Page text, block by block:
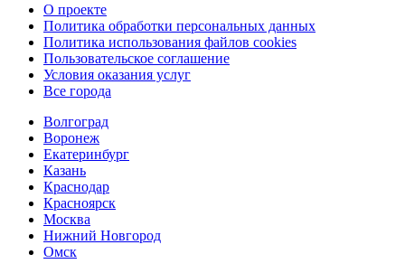
О проекте
Политика обработки персональных данных
Политика использования файлов cookies
Пользовательское соглашение
Условия оказания услуг
Все города
Волгоград
Воронеж
Екатеринбург
Казань
Краснодар
Красноярск
Москва
Нижний Новгород
Омск